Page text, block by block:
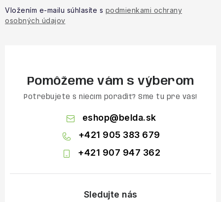
Vložením e-mailu súhlasíte s podmienkami ochrany
osobných údajov
Pomôžeme vám s výberom
Potrebujete s niečím poradiť? Sme tu pre vás!
eshop@belda.sk
+421 905 383 679
+421 907 947 362